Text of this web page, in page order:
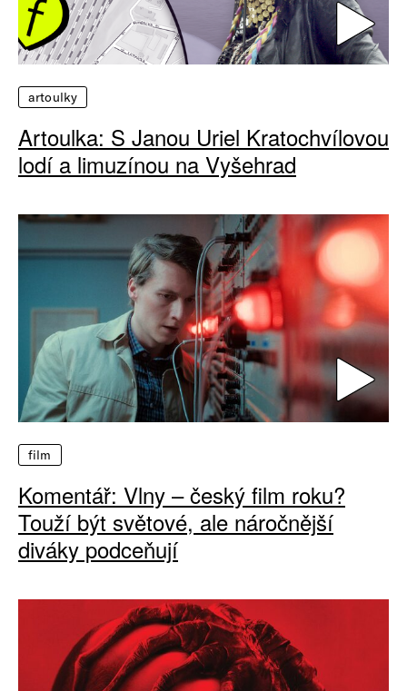
artoulky
Artoulka: S Janou Uriel Kratochvílovou
lodí a limuzínou na Vyšehrad
film
Komentář: Vlny – český film roku?
Touží být světové, ale náročnější
diváky podceňují